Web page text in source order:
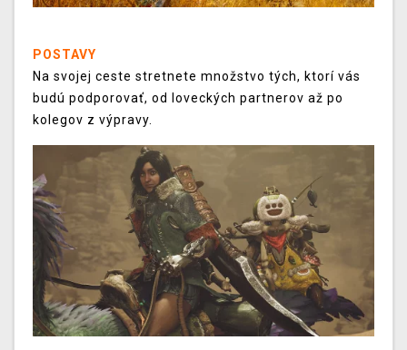
POSTAVY
Na svojej ceste stretnete množstvo tých, ktorí vás
budú podporovať, od loveckých partnerov až po
kolegov z výpravy.